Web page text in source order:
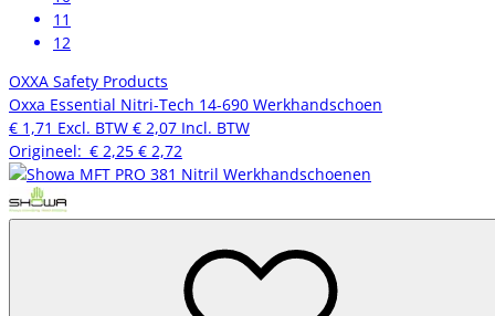
11
12
OXXA Safety Products
Oxxa Essential Nitri-Tech 14-690 Werkhandschoen
€ 1,71 Excl. BTW € 2,07 Incl. BTW
Origineel: € 2,25 € 2,72